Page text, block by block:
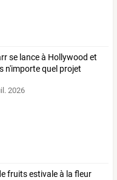
se lance à Hollywood et
n'importe quel projet
2026
fruits estivale à la fleur